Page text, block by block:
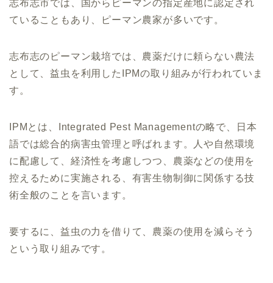
志布志市では、国からピーマンの指定産地に認定され
ていることもあり、ピーマン農家が多いです。
志布志のピーマン栽培では、農薬だけに頼らない農法
として、益虫を利用したIPMの取り組みが行われていま
す。
IPMとは、Integrated Pest Managementの略で、日本
語では総合的病害虫管理と呼ばれます。人や自然環境
に配慮して、経済性を考慮しつつ、農薬などの使用を
控えるために実施される、有害生物制御に関係する技
術全般のことを言います。
要するに、益虫の力を借りて、農薬の使用を減らそう
という取り組みです。